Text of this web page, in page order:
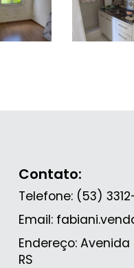
Contato:
Telefone: (53)
Email:
Endereço:
RS